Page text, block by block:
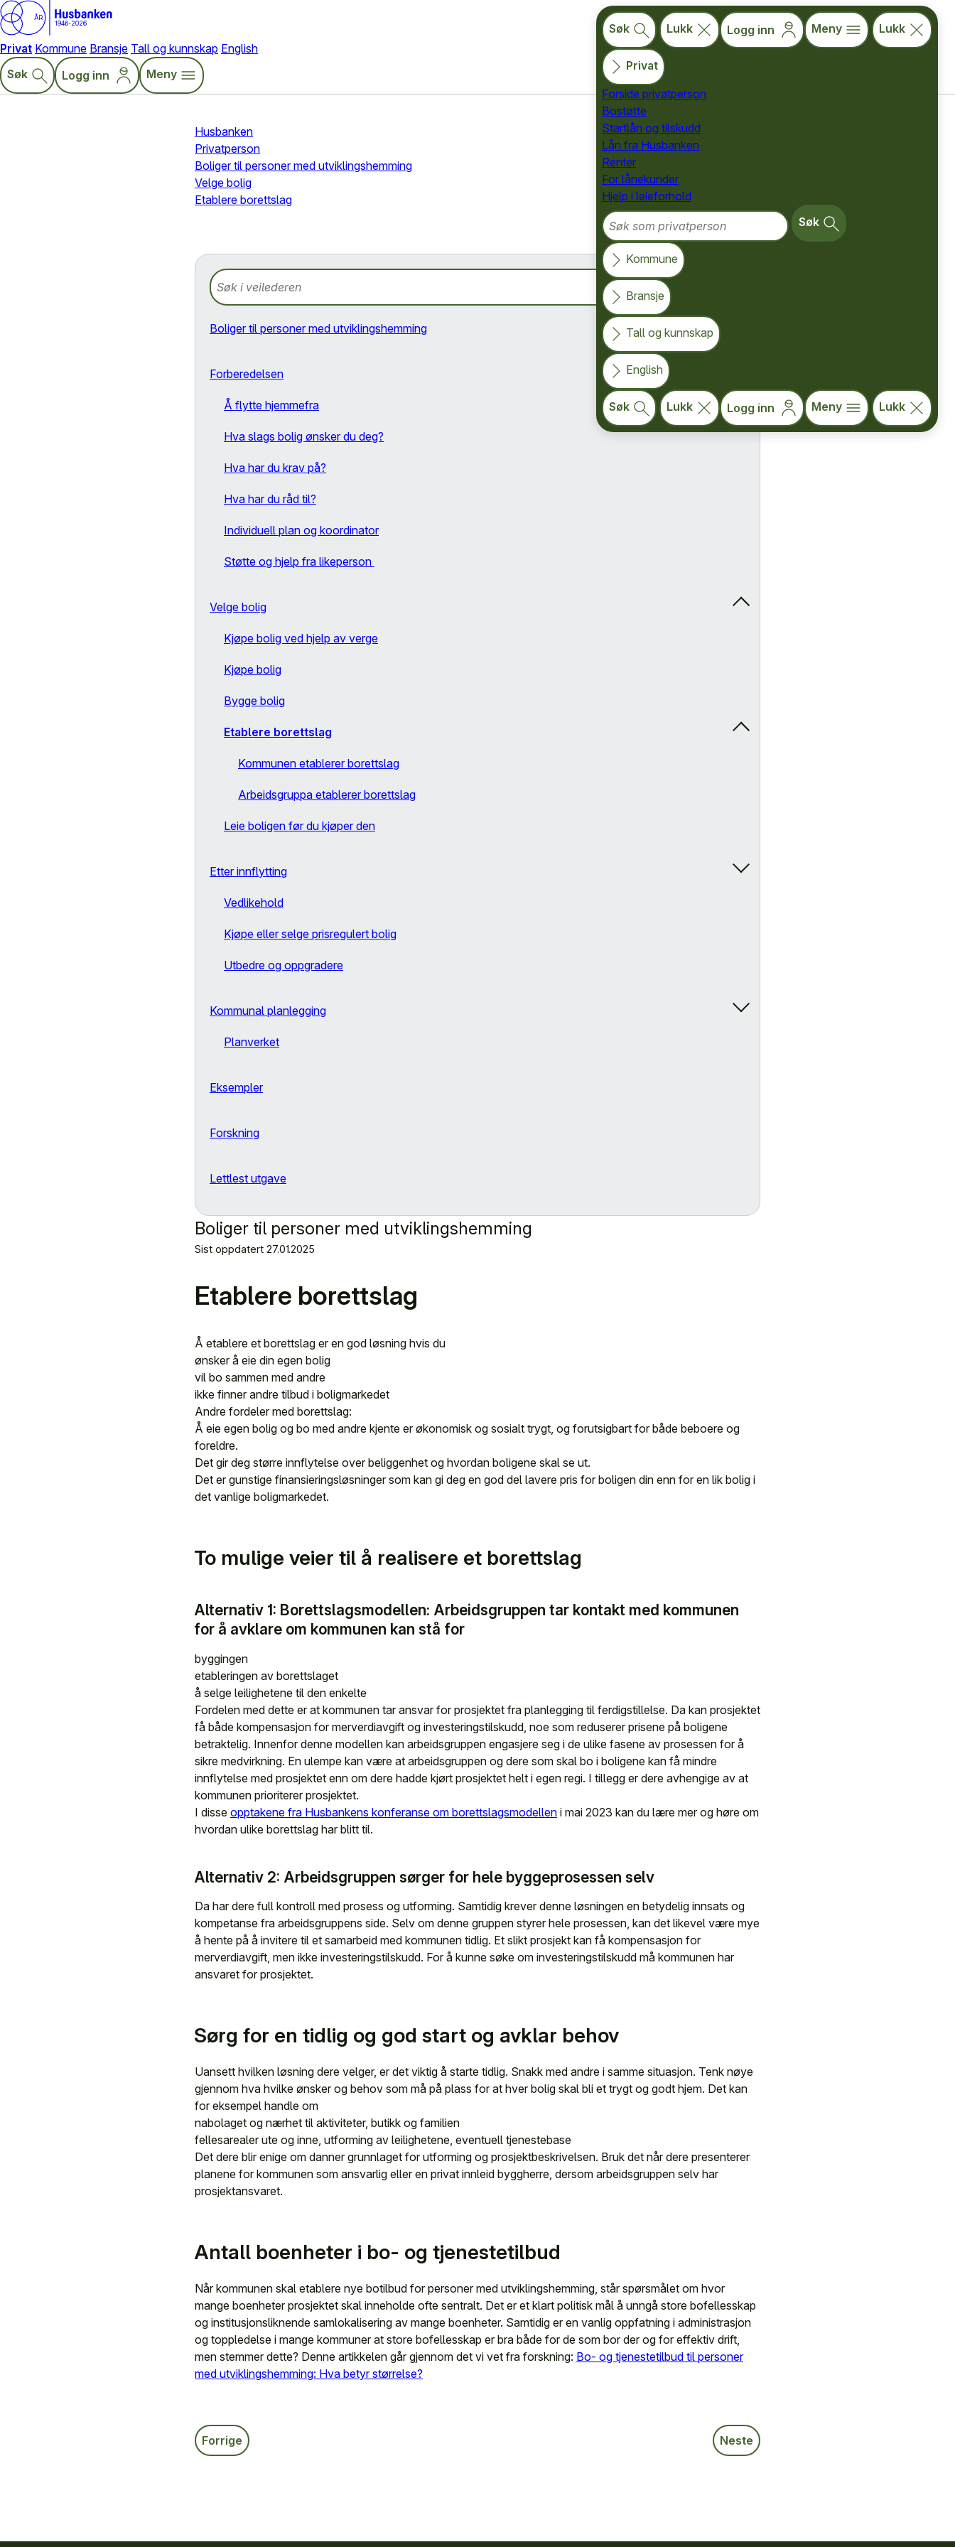
ÅR
1946-2026
Privat Kommune Bransje Tall og kunnskap English
Søk
Logg inn Meny
Søk Lukk Logg inn Meny Lukk
Privat
Forside privatperson
Bostøtte
Startlån og tilskudd
Lån fra Husbanken
Renter
For lånekunder
Hjelp i leieforhold
Søk som privatperson
Søk
Kommune
Bransje
Tall og kunnskap
English
Søk Lukk Logg inn Meny Lukk
Husbanken
Privatperson
Boliger til personer med utviklingshemming
Velge bolig
Etablere borettslag
Søk i veilederen
Boliger til personer med utviklingshemming
Forberedelsen
Å flytte hjemmefra
Hva slags bolig ønsker du deg?
Hva har du krav på?
Hva har du råd til?
Individuell plan og koordinator
Støtte og hjelp fra likeperson
Velge bolig
Kjøpe bolig ved hjelp av verge
Kjøpe bolig
Bygge bolig
Etablere borettslag
Kommunen etablerer borettslag
Arbeidsgruppa etablerer borettslag
Leie boligen før du kjøper den
Etter innflytting
Vedlikehold
Kjøpe eller selge prisregulert bolig
Utbedre og oppgradere
Kommunal planlegging
Planverket
Eksempler
Forskning
Lettlest utgave
Boliger til personer med utviklingshemming
Sist oppdatert 27.01.2025
Etablere borettslag
Å etablere et borettslag er en god løsning hvis du
ønsker å eie din egen bolig
vil bo sammen med andre
ikke finner andre tilbud i boligmarkedet
Andre fordeler med borettslag:
Å eie egen bolig og bo med andre kjente er økonomisk og sosialt trygt, og forutsigbart for både beboere og
foreldre.
Det gir deg større innflytelse over beliggenhet og hvordan boligene skal se ut.
Det er gunstige finansieringsløsninger som kan gi deg en god del lavere pris for boligen din enn for en lik bolig i
det vanlige boligmarkedet.
To mulige veier til å realisere et borettslag
Alternativ 1: Borettslagsmodellen: Arbeidsgruppen tar kontakt med kommunen
for å avklare om kommunen kan stå for
byggingen
etableringen av borettslaget
å selge leilighetene til den enkelte
Fordelen med dette er at kommunen tar ansvar for prosjektet fra planlegging til ferdigstillelse. Da kan prosjektet
få både kompensasjon for merverdiavgift og investeringstilskudd, noe som reduserer prisene på boligene
betraktelig. Innenfor denne modellen kan arbeidsgruppen engasjere seg i de ulike fasene av prosessen for å
sikre medvirkning. En ulempe kan være at arbeidsgruppen og dere som skal bo i boligene kan få mindre
innflytelse med prosjektet enn om dere hadde kjørt prosjektet helt i egen regi. I tillegg er dere avhengige av at
kommunen prioriterer prosjektet.
I disse opptakene fra Husbankens konferanse om borettslagsmodellen i mai 2023 kan du lære mer og høre om
hvordan ulike borettslag har blitt til.
Alternativ 2: Arbeidsgruppen sørger for hele byggeprosessen selv
Da har dere full kontroll med prosess og utforming. Samtidig krever denne løsningen en betydelig innsats og
kompetanse fra arbeidsgruppens side. Selv om denne gruppen styrer hele prosessen, kan det likevel være mye
å hente på å invitere til et samarbeid med kommunen tidlig. Et slikt prosjekt kan få kompensasjon for
merverdiavgift, men ikke investeringstilskudd. For å kunne søke om investeringstilskudd må kommunen har
ansvaret for prosjektet.
Sørg for en tidlig og god start og avklar behov
Uansett hvilken løsning dere velger, er det viktig å starte tidlig. Snakk med andre i samme situasjon. Tenk nøye
gjennom hva hvilke ønsker og behov som må på plass for at hver bolig skal bli et trygt og godt hjem. Det kan
for eksempel handle om
nabolaget og nærhet til aktiviteter, butikk og familien
fellesarealer ute og inne, utforming av leilighetene, eventuell tjenestebase
Det dere blir enige om danner grunnlaget for utforming og prosjektbeskrivelsen. Bruk det når dere presenterer
planene for kommunen som ansvarlig eller en privat innleid byggherre, dersom arbeidsgruppen selv har
prosjektansvaret.
Antall boenheter i bo- og tjenestetilbud
Når kommunen skal etablere nye botilbud for personer med utviklingshemming, står spørsmålet om hvor
mange boenheter prosjektet skal inneholde ofte sentralt. Det er et klart politisk mål å unngå store bofellesskap
og institusjonsliknende samlokalisering av mange boenheter. Samtidig er en vanlig oppfatning i administrasjon
og toppledelse i mange kommuner at store bofellesskap er bra både for de som bor der og for effektiv drift,
men stemmer dette? Denne artikkelen går gjennom det vi vet fra forskning: Bo- og tjenestetilbud til personer
med utviklingshemming: Hva betyr størrelse?
Forrige Neste